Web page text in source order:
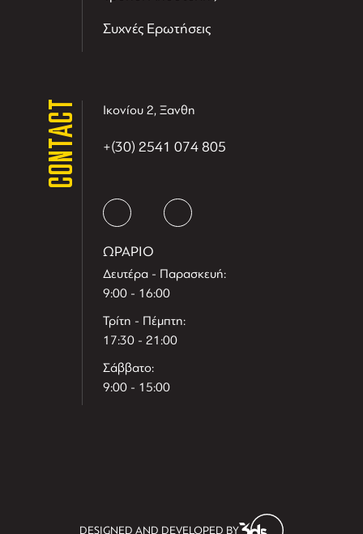
Συχνές Ερωτήσεις
CONTACT Ικονίου 2, Ξανθη
+(30) 2541 074 805
ΩΡΑΡΙΟ
Δευτέρα - Παρασκευή:
9:00 - 16:00
Τρίτη - Πέμπτη:
17:30 - 21:00
Σάββατο:
9:00 - 15:00
DESIGNED AND DEVELOPED BY